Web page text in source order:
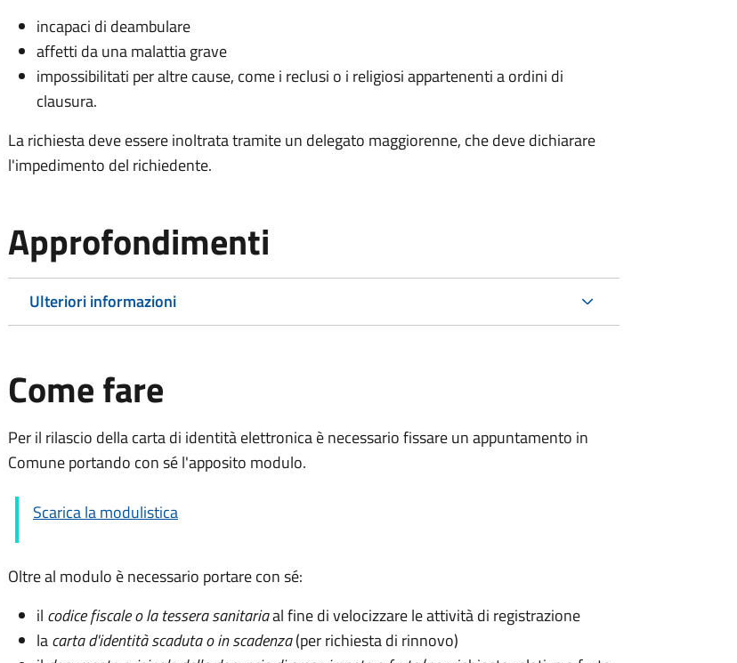
incapaci di deambulare
affetti da una malattia grave
impossibilitati per altre cause, come i reclusi o i religiosi appartenenti a ordini di
clausura.
La richiesta deve essere inoltrata tramite un delegato maggiorenne, che deve dichiarare
l'impedimento del richiedente.
Approfondimenti
Ulteriori informazioni
Come fare
Per il rilascio della carta di identità elettronica è necessario fissare un appuntamento in
Comune portando con sé l'apposito modulo.
Scarica la modulistica
Oltre al modulo è necessario portare con sé:
il codice fiscale o la tessera sanitariaal fine di velocizzare le attività di registrazione
lacarta d'identità scaduta o in scadenza(per richiesta di rinnovo)